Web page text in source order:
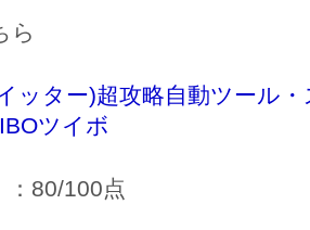
ら
ッター)超攻略自動ツール
ツイボ
80/100点